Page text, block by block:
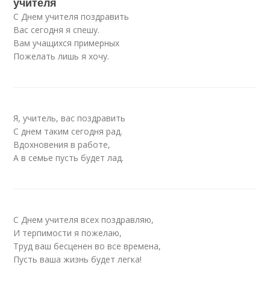
С Днем учителя поздравить
Вас сегодня я спешу.
Вам учащихся примерных
Пожелать лишь я хочу.
Я, учитель, вас поздравить
С днем таким сегодня рад.
Вдохновения в работе,
А в семье пусть будет лад.
С Днем учителя всех поздравляю,
И терпимости я пожелаю,
Труд ваш бесценен во все времена,
Пусть ваша жизнь будет легка!